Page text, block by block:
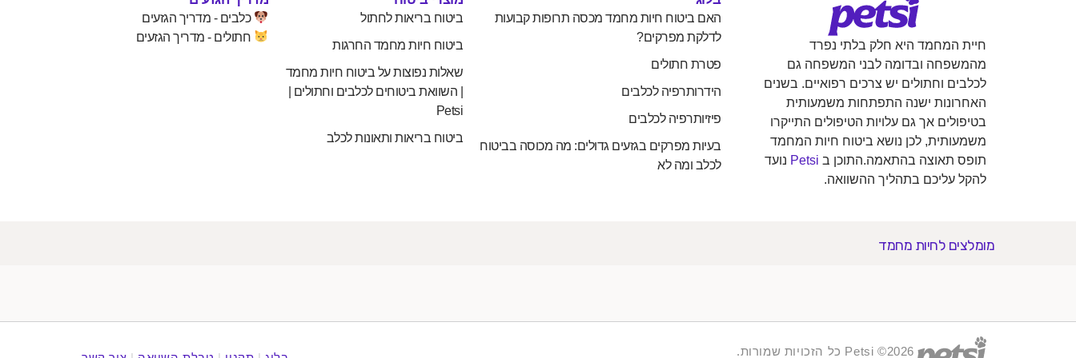
חיית המחמד היא חלק בלתי נפרד
מהמשפחה ובדומה לבני המשפחה גם
לכלבים וחתולים יש צרכים רפואיים. בשנים
האחרונות ישנה התפתחות משמעותית
בטיפולים אך גם עלויות הטיפולים התייקרו
משמעותית, לכן נושא ביטוח חיות המחמד
תופס תאוצה בהתאמה.התוכן ב Petsi נועד
להקל עליכם בתהליך ההשוואה.
האם ביטוח חיות מחמד מכסה תרופות קבועות
לדלקת מפרקים?
פטרת חתולים
הידרותרפיה לכלבים
פיזיותרפיה לכלבים
בעיות מפרקים בגזעים גדולים: מה מכוסה בביטוח
לכלב ומה לא
ביטוח בריאות לחתול
ביטוח חיות מחמד החרגות
שאלות נפוצות על ביטוח חיות מחמד
| השוואת ביטוחים לכלבים וחתולים |
Petsi
ביטוח בריאות ותאונות לכלב
כלבים - מדריך הגזעים
חתולים - מדריך הגזעים
מומלצים לחיות מחמד
2026© Petsi כל הזכויות שמורות.